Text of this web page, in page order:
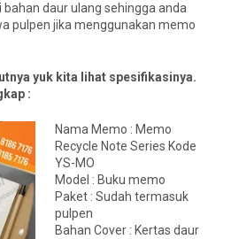
daur ulang sehingga anda
pulpen jika menggunakan memo
yuk kita lihat spesifikasinya.
:
Nama Memo : Memo
Recycle Note Series Kode
YS-MO
Model : Buku memo
Paket : Sudah termasuk
pulpen
Bahan Cover : Kertas daur